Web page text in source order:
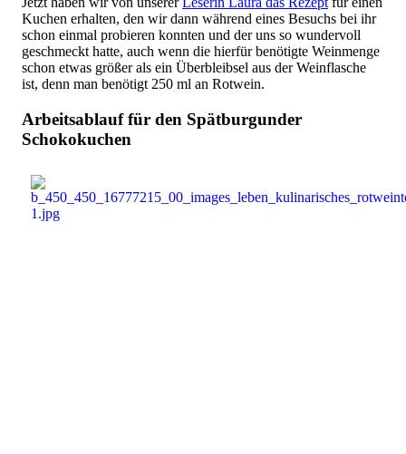
Kuchen erhalten, den wir dann während eines Besuchs bei ihr
schon einmal probieren konnten und der uns so wundervoll
geschmeckt hatte, auch wenn die hierfür benötigte Weinmenge
schon etwas größer als ein Überbleibsel aus der Weinflasche
ist, denn man benötigt 250 ml an Rotwein.
Arbeitsablauf für den Spätburgunder
Schokokuchen